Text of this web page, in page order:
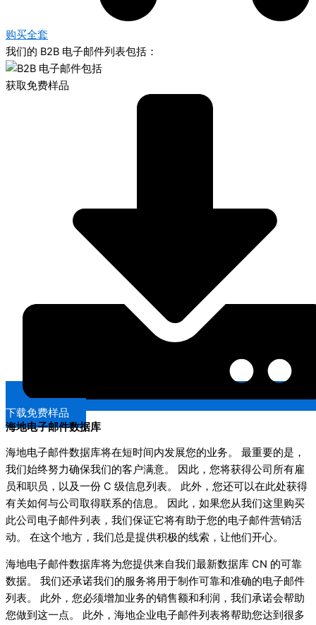
购买全套
我们的 B2B 电子邮件列表包括：
获取免费样品
下载免费样品
海地电子邮件数据库
海地电子邮件数据库将在短时间内发展您的业务。 最重要的是，
我们始终努力确保我们的客户满意。 因此，您将获得公司所有雇
员和职员，以及一份 C 级信息列表。 此外，您还可以在此处获得
有关如何与公司取得联系的信息。 因此，如果您从我们这里购买
此公司电子邮件列表，我们保证它将有助于您的电子邮件营销活
动。 在这个地方，我们总是提供积极的线索，让他们开心。
海地电子邮件数据库将为您提供来自我们最新数据库 CN 的可靠
数据。 我们还承诺我们的服务将用于制作可靠和准确的电子邮件
列表。 此外，您必须增加业务的销售额和利润，我们承诺会帮助
您做到这一点。 此外，海地企业电子邮件列表将帮助您达到很多